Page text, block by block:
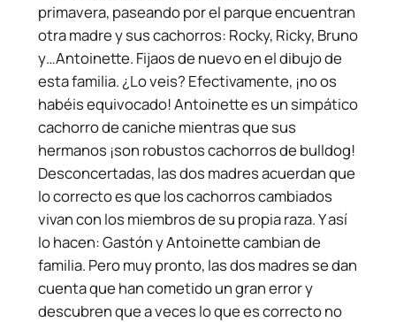
primavera, paseando por el parque encuentran
otra madre y sus cachorros: Rocky, Ricky, Bruno
y…Antoinette. Fijaos de nuevo en el dibujo de
esta familia. ¿Lo veis? Efectivamente, ¡no os
habéis equivocado! Antoinette es un simpático
cachorro de caniche mientras que sus
hermanos ¡son robustos cachorros de bulldog!
Desconcertadas, las dos madres acuerdan que
lo correcto es que los cachorros cambiados
vivan con los miembros de su propia raza. Y así
lo hacen: Gastón y Antoinette cambian de
familia. Pero muy pronto, las dos madres se dan
cuenta que han cometido un gran error y
descubren que a veces lo que es correcto no